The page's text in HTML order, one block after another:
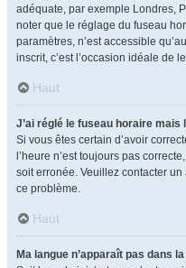
adéquate, par exemple Londres,
noter que le réglage du fuseau
paramètres, n’est accessible
inscrit, c’est l’occasion idéale de
Haut
J’ai réglé le fuseau horaire mais
Si vous êtes certain d’avoir
l’heure n’est toujours pas
soit erronée. Veuillez contacter
ce problème.
Haut
Ma langue n’apparaît pas dans